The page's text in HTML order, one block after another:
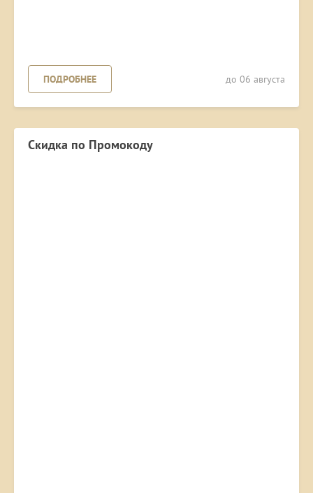
ПОДРОБНЕЕ до 06 августа
Скидка по Промокоду